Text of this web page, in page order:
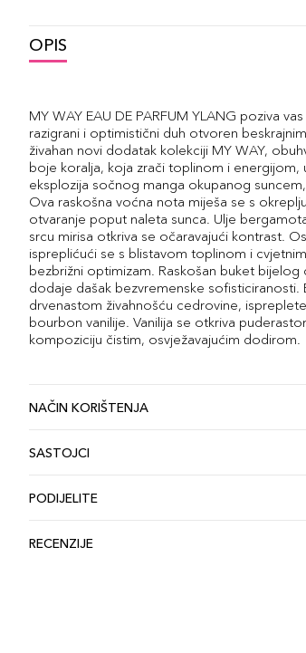
OPIS
MY WAY EAU DE PARFUM YLANG poziva
razigrani i optimistični duh otvoren
živahan novi dodatak kolekciji MY WAY,
boje koralja, koja zrači toplinom i energijom,
eksplozija sočnog manga okupanog
Ova raskošna voćna nota miješa se s
otvaranje poput naleta sunca. Ulje
srcu mirisa otkriva se očaravajući kontrast.
ispreplićući se s blistavom toplinom i
bezbrižni optimizam. Raskošan buket
dodaje dašak bezvremenske
drvenastom živahnošću cedrovine,
bourbon vanilije. Vanilija se otkriva
kompoziciju čistim, osvježavajućim dodirom.
NAČIN KORIŠTENJA
SASTOJCI
PODIJELITE
RECENZIJE